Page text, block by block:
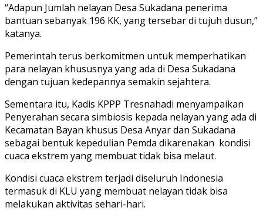
“Adapun Jumlah nelayan Desa Sukadana penerima
bantuan sebanyak 196 KK, yang tersebar di tujuh dusun,”
katanya.
Pemerintah terus berkomitmen untuk memperhatikan
para nelayan khususnya yang ada di Desa Sukadana
dengan tujuan kedepannya semakin sejahtera.
Sementara itu, Kadis KPPP Tresnahadi menyampaikan
Penyerahan secara simbiosis kepada nelayan yang ada di
Kecamatan Bayan khusus Desa Anyar dan Sukadana
sebagai bentuk kepedulian Pemda dikarenakan kondisi
cuaca ekstrem yang membuat tidak bisa melaut.
Kondisi cuaca ekstrem terjadi diseluruh Indonesia
termasuk di KLU yang membuat nelayan tidak bisa
melakukan aktivitas sehari-hari.